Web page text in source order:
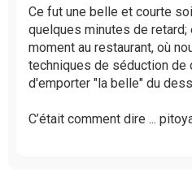
s
a
e
n
o
l
Ce fut une belle et courte
quelques minutes de
moment au restaurant, où
techniques de séduction de
d'emporter "la belle" du
C’était comment dire ...